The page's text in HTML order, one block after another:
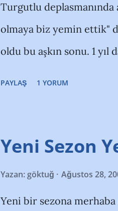
(1975/Forvet/
Kiralık verildi) İbrahim
(1983/Ortasaha/
Öztürk (1987/Defans/
Turgutlu deplasmanında
olmaya biz yemin ettik"
oldu bu aşkın sonu. 1 yıl
PAYLAŞ 1 YORUM
Yeni Sezon
Yazan: göktuğ Ağustos 28,
Yeni bir sezona